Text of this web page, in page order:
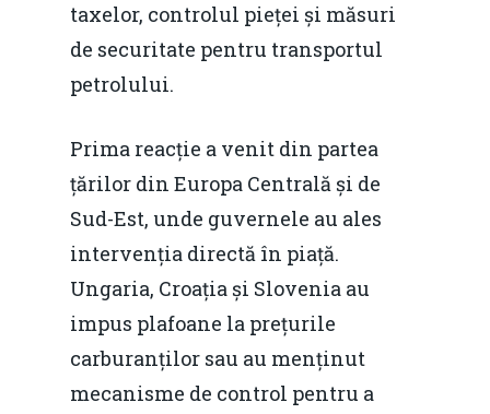
taxelor, controlul pieței și măsuri
de securitate pentru transportul
petrolului.
Prima reacție a venit din partea
țărilor din Europa Centrală și de
Sud-Est, unde guvernele au ales
intervenția directă în piață.
Ungaria, Croația și Slovenia au
impus plafoane la prețurile
carburanților sau au menținut
mecanisme de control pentru a